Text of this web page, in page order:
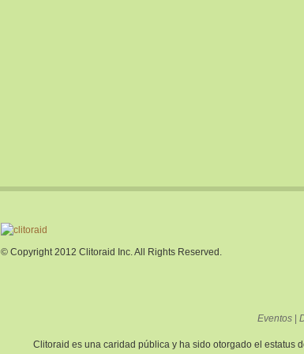
© Copyright 2012 Clitoraid Inc. All Rights Reserved.
Eventos
Clitoraid es una caridad pública y ha sido otorgado el estatus